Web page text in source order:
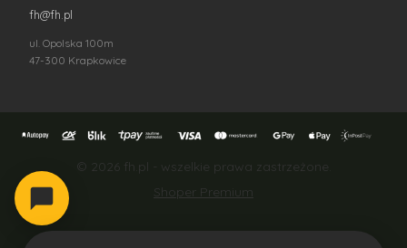
fh@fh.pl
ul. Opolska 100m
47-300 Krapkowice
© 2026 fh.pl - wszelkie prawa zastrzeżone.
Shoper Premium